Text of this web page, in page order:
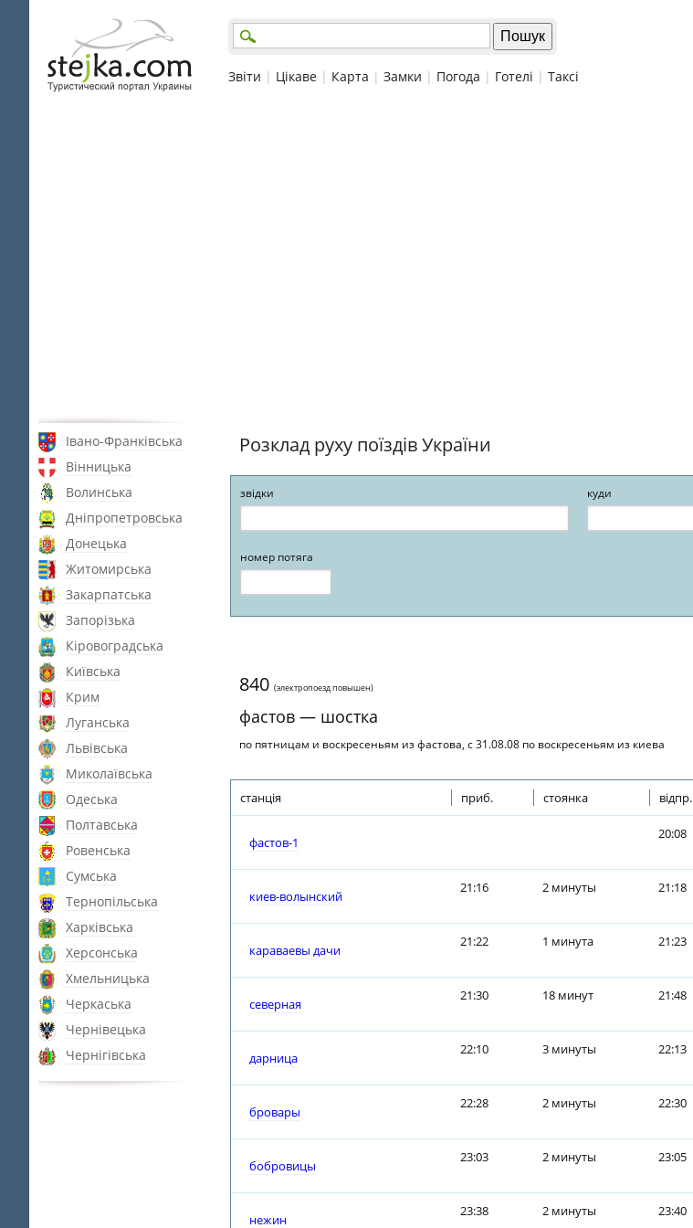
Звіти | Цікаве | Карта | Замки | Погода | Готелі | Таксі
Івано-Франківська
Вінницька
Волинська
Дніпропетровська
Донецька
Житомирська
Закарпатська
Запорізька
Кіровоградська
Київська
Крим
Луганська
Львівська
Миколаївська
Одеська
Полтавська
Ровенська
Сумська
Тернопільська
Харківська
Херсонська
Хмельницька
Черкаська
Чернівецька
Чернігівська
Розклад руху поїздів України
звідки куди
номер потяга
840 (электропоезд повышен)
фастов — шостка
по пятницам и воскресеньям из фастова, с 31.08.08 по воскресеньям из киева
станція приб. стоянка відпр.
фастов-1
20:08
киев-волынский
21:16 2 минуты 21:18
караваевы дачи
21:22 1 минута 21:23
северная
21:30 18 минут 21:48
дарница
22:10 3 минуты 22:13
бровары
22:28 2 минуты 22:30
бобровицы
23:03 2 минуты 23:05
нежин
23:38 2 минуты 23:40